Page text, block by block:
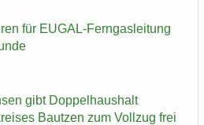
für EUGAL-​Ferngasleitung
gibt Dop­pel­haus­halt
Baut­zen zum Voll­zug frei